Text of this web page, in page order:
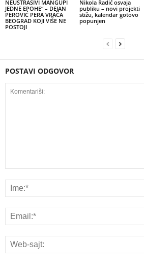
NEUSTRAŠIVI MANGUPI
JEDNE EPOHE“ – DEJAN
PEROVIĆ PERA VRAĆA
BEOGRAD KOJI VIŠE NE
POSTOJI
Nikola Radić osvaja
publiku – novi projekti
stižu, kalendar gotovo
popunjen
POSTAVI ODGOVOR